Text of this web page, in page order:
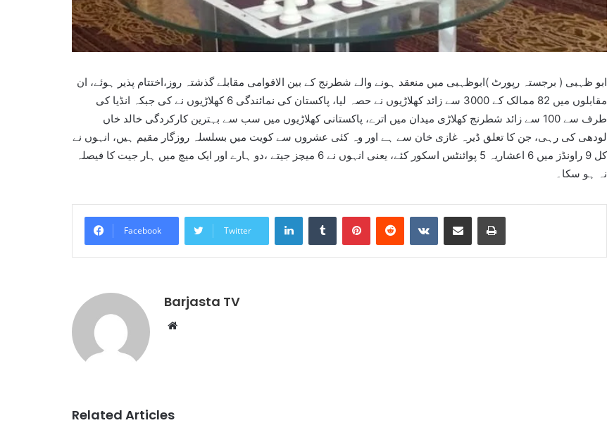
ابو ظہبی ( برجستہ رپورٹ )ابوظہبی میں منعقد ہونے والے شطرنج کے بین الاقوامی مقابلے گذشتہ روز،اختتام پذیر ہوئے، ان
مقابلوں میں 82 ممالک کے 3000 سے زائد کھلاڑیوں نے حصہ لیا، پاکستان کی نمائندگی 6 کھلاڑیوں نے کی جبکہ انڈیا کی
طرف سے 100 سے زائد شطرنج کھلاڑی میدان میں اترے، پاکستانی کھلاڑیوں میں سب سے بہترین کارکردگی خالد خاں
لودھی کی رہی، جن کا تعلق ڈیرہ غازی خان سے ہے اور وہ کئی عشروں سے کویت میں بسلسلہ روزگار مقیم ہیں، انہوں نے
کل 9 راونڈز میں 6 اعشاریہ 5 پوائنٹس اسکور کئے، یعنی انہوں نے 6 میچز جیتے ،دو ہارے اور ایک میچ میں ہار جیت کا فیصلہ
نہ ہو سکا۔
Facebook Twitter
LinkedInTumblr PinterestReddit VKontakteShare via Email Print
Barjasta TV
Website
Related Articles